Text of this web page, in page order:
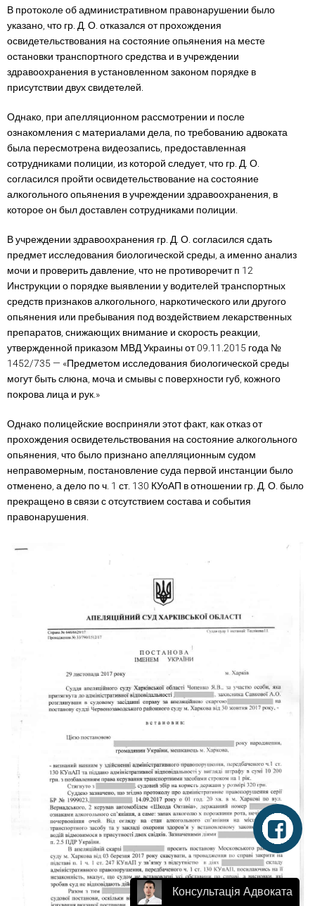
В протоколе об административном правонарушении было
указано, что гр. Д. О. отказался от прохождения
освидетельствования на состояние опьянения на месте
остановки транспортного средства и в учреждении
здравоохранения в установленном законом порядке в
присутствии двух свидетелей.
Однако, при апелляционном рассмотрении и после
ознакомления с материалами дела, по требованию адвоката
была пересмотрена видеозапись, предоставленная
сотрудниками полиции, из которой следует, что гр. Д. О.
согласился пройти освидетельствование на состояние
алкогольного опьянения в учреждении здравоохранения, в
которое он был доставлен сотрудниками полиции.
В учреждении здравоохранения гр. Д. О. согласился сдать
предмет исследования биологической среды, а именно анализ
мочи и проверить давление, что не противоречит п 12
Инструкции о порядке выявлении у водителей транспортных
средств признаков алкогольного, наркотического или другого
опьянения или пребывания под воздействием лекарственных
препаратов, снижающих внимание и скорость реакции,
утвержденной приказом МВД Украины от 09.11.2015 года №
1452/735 — «Предметом исследования биологической среды
могут быть слюна, моча и смывы с поверхности губ, кожного
покрова лица и рук.»
Однако полицейские восприняли этот факт, как отказ от
прохождения освидетельствования на состояние алкогольного
опьянения, что было признано апелляционным судом
неправомерным, постановление суда первой инстанции было
отменено, а дело по ч. 1 ст. 130 КУоАП в отношении гр. Д. О. было
прекращено в связи с отсутствием состава и события
правонарушения.
Консультація Адвоката